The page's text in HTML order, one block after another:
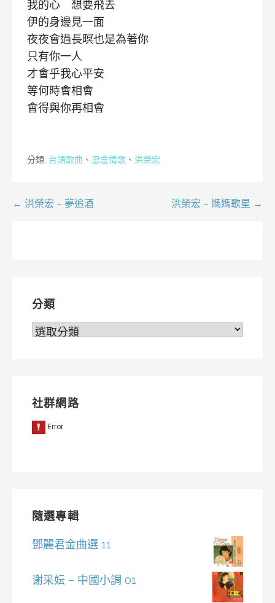
我的心 想要飛去
伊的身邊見一面
夜夜會過長暝也是為著你
只有你一人
才會乎我心平安
等何時會相會
會得與你再相會
分類: 台語歌曲 、 思念情歌 、 洪榮宏
文← 洪榮宏 – 夢追酒 洪榮宏 – 媽媽歌星 →
分類
分
社群網路
隨選專輯
鄧麗君金曲選 11
谢采妘 – 中國小調 01